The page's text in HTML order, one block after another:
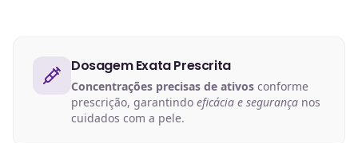
Dosagem Exata Prescrita
Concentrações precisas de ativos conforme
prescrição, garantindo eficácia e segurança nos
cuidados com a pele.